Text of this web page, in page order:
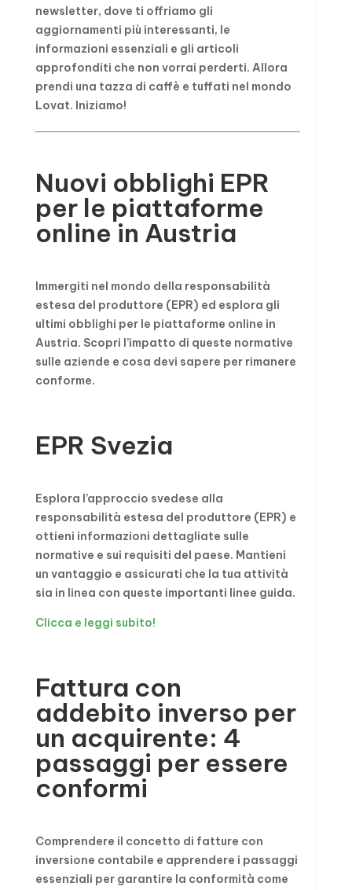
newsletter, dove ti offriamo gli
aggiornamenti più interessanti, le
informazioni essenziali e gli articoli
approfonditi che non vorrai perderti. Allora
prendi una tazza di caffè e tuffati nel mondo
Lovat. Iniziamo!
Nuovi obblighi EPR
per le piattaforme
online in Austria
Immergiti nel mondo della responsabilità
estesa del produttore (EPR) ed esplora gli
ultimi obblighi per le piattaforme online in
Austria. Scopri l’impatto di queste normative
sulle aziende e cosa devi sapere per rimanere
conforme.
EPR Svezia
Esplora l’approccio svedese alla
responsabilità estesa del produttore (EPR) e
ottieni informazioni dettagliate sulle
normative e sui requisiti del paese. Mantieni
un vantaggio e assicurati che la tua attività
sia in linea con queste importanti linee guida.
Clicca e leggi subito!
Fattura con
addebito inverso per
un acquirente: 4
passaggi per essere
conformi
Comprendere il concetto di fatture con
inversione contabile e apprendere i passaggi
essenziali per garantire la conformità come